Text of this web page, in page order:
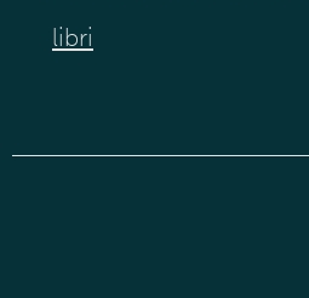
libri